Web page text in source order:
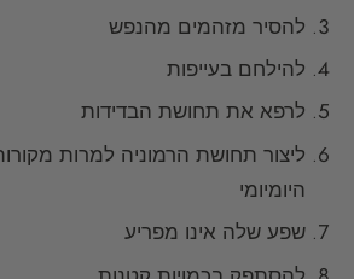
להסיר מזהמים מהנפש
להילחם בעייפות
לרפא את תחושת הבדידות
ליצור תחושת הרמוניה למרות
היומיומי
שפע שלה אינו מפריע